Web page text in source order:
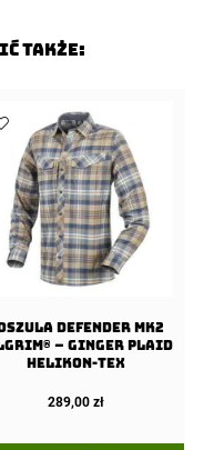
także:
Defender Mk2
– Ginger Plaid
Helikon-Tex
289,00 zł